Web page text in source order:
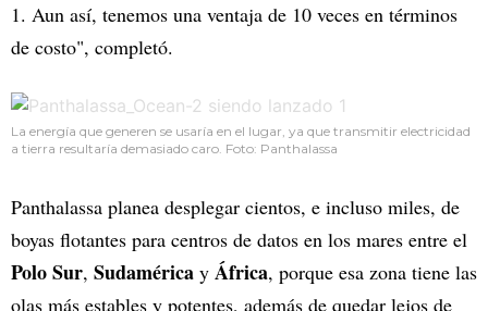
1. Aun así, tenemos una ventaja de 10 veces en términos
de costo", completó.
La energía que generen se usaría en el lugar, ya que transmitir electricidad
a tierra resultaría demasiado caro. Foto: Panthalassa
Panthalassa planea desplegar cientos, e incluso miles, de
boyas flotantes para centros de datos en los mares entre el
Polo Sur, Sudamérica y África, porque esa zona tiene las
olas más estables y potentes, además de quedar lejos de